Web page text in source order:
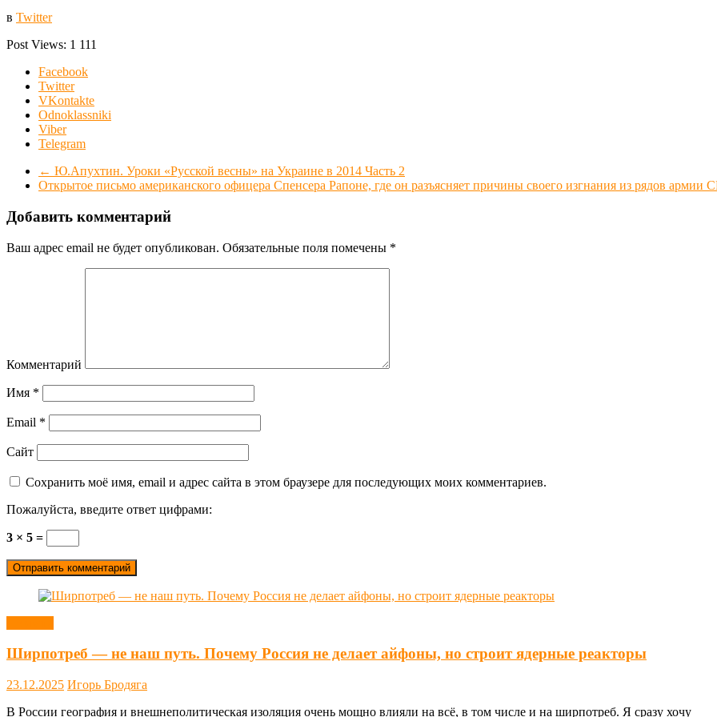
в Twitter
Post Views: 1 111
Facebook
Twitter
VKontakte
Odnoklassniki
Viber
Telegram
← Ю.Апухтин. Уроки «Русской весны» на Украине в 2014 Часть 2
Открытое письмо американского офицера Спенсера Рапоне, где он разъясняет причины своего изгнания из рядов армии
Добавить комментарий
Ваш адрес email не будет опубликован. Обязательные поля помечены *
Комментарий
Имя *
Email *
Сайт
Сохранить моё имя, email и адрес сайта в этом браузере для последующих моих комментариев.
Пожалуйста, введите ответ цифрами:
3 × 5 =
Ширпотреб — не наш путь. Почему Россия не делает айфоны, но строит ядерные реакторы
23.12.2025 Игорь Бродяга
В России география и внешнеполитическая изоляция очень мощно влияли на всё, в том числе и на ширпотреб. Я сразу хочу